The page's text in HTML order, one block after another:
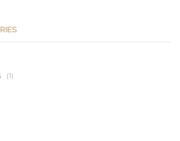
(1)